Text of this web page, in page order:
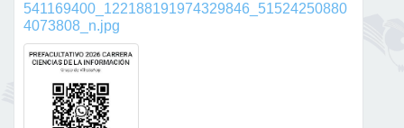
541169400_122188191974329846_51524250880
4073808_n.jpg